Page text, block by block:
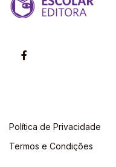
Política de Privacidade
Termos e Condições